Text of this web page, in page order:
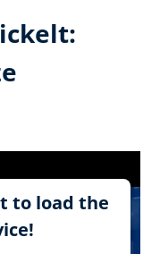
to load the